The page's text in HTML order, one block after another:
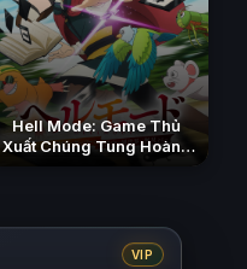
Hell Mode: Game Thủ
Xuất Chúng Tung Hoành